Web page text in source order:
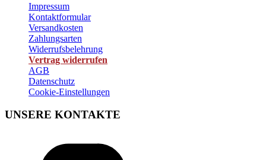
Impressum
Kontaktformular
Versandkosten
Zahlungsarten
Widerrufsbelehrung
Vertrag widerrufen
AGB
Datenschutz
Cookie-Einstellungen
UNSERE KONTAKTE